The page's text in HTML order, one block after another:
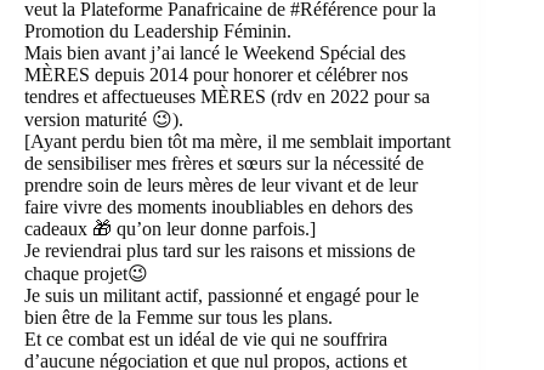
veut la Plateforme Panafricaine de #Référence pour la
Promotion du Leadership Féminin.
Mais bien avant j’ai lancé le Weekend Spécial des
MÈRES depuis 2014 pour honorer et célébrer nos
tendres et affectueuses MÈRES (rdv en 2022 pour sa
version maturité 😉).
[Ayant perdu bien tôt ma mère, il me semblait important
de sensibiliser mes frères et sœurs sur la nécessité de
prendre soin de leurs mères de leur vivant et de leur
faire vivre des moments inoubliables en dehors des
cadeaux 🎁 qu’on leur donne parfois.]
Je reviendrai plus tard sur les raisons et missions de
chaque projet😉
Je suis un militant actif, passionné et engagé pour le
bien être de la Femme sur tous les plans.
Et ce combat est un idéal de vie qui ne souffrira
d’aucune négociation et que nul propos, actions et